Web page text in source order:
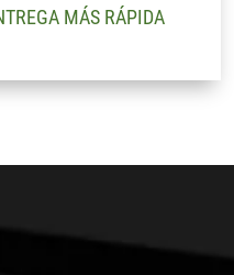
MÁS RÁPIDA